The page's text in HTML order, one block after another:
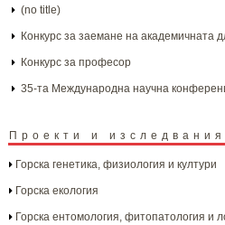
(no title)
Конкурс за заемане на академичната
Конкурс за професор
35-та Международна научна
Проекти и изследвания
Горска генетика, физиология и култури
Горска екология
Горска ентомология, фитопатология и